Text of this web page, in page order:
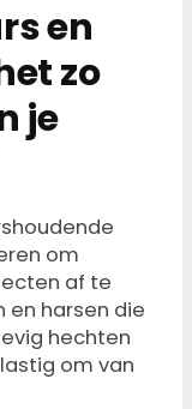
en
zo
je
om
af te
en harsen die
hechten
om van